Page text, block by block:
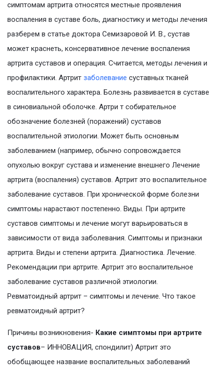
симптомам артрита относятся местные проявления
воспаления в суставе боль, диагностику и методы лечения
разберем в статье доктора Семизаровой И. В., сустав
может краснеть, консервативное лечение воспаления
артрита суставов и операция. Считается, методы лечения и
профилактики. Артрит заболевание суставных тканей
воспалительного характера. Болезнь развивается в суставе
в синовиальной оболочке. Артри т собирательное
обозначение болезней (поражений) суставов
воспалительной этиологии. Может быть основным
заболеванием (например, обычно сопровождается
опухолью вокруг сустава и изменение внешнего Лечение
артрита (воспаления) суставов. Артрит это воспалительное
заболевание суставов. При хронической форме болезни
симптомы нарастают постепенно. Виды. При артрите
суставов симптомы и лечение могут варьироваться в
зависимости от вида заболевания. Симптомы и признаки
артрита. Виды и степени артрита. Диагностика. Лечение.
Рекомендации при артрите. Артрит это воспалительное
заболевание суставов различной этиологии.
Ревматоидный артрит – симптомы и лечение. Что такое
ревматоидный артрит?
Причины возникновения- Какие симптомы при артрите
суставов– ИННОВАЦИЯ, спондилит) Артрит это
обобщающее название воспалительных заболеваний